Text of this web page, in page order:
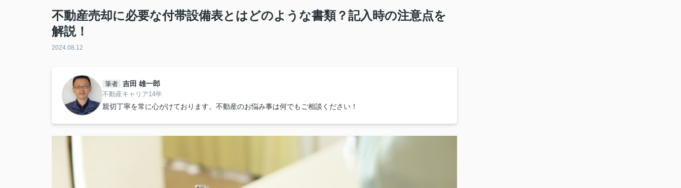
不動産売却に必要な付帯設備表とはどのような書類？記入時の注意点を
解説！
2024.08.12
筆者 吉田 雄一郎
不動産キャリア14年
親切丁寧を常に心がけております。不動産のお悩み事は何でもご相談ください！